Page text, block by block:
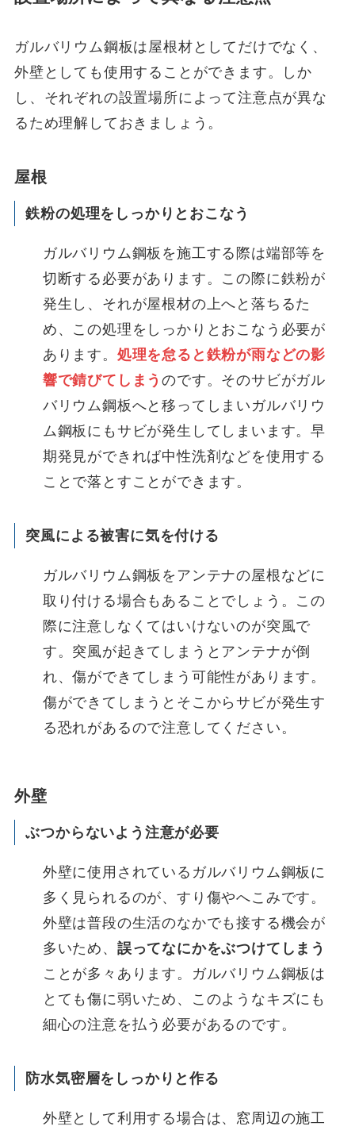
ガルバリウム鋼板は屋根材としてだけでなく、
外壁としても使用することができます。しか
し、それぞれの設置場所によって注意点が異な
るため理解しておきましょう。
屋根
鉄粉の処理をしっかりとおこなう
ガルバリウム鋼板を施工する際は端部等を
切断する必要があります。この際に鉄粉が
発生し、それが屋根材の上へと落ちるた
め、この処理をしっかりとおこなう必要が
あります。 処理を怠ると鉄粉が雨などの影
響で錆びてしまうのです。そのサビがガル
バリウム鋼板へと移ってしまいガルバリウ
ム鋼板にもサビが発生してしまいます。早
期発見ができれば中性洗剤などを使用する
ことで落とすことができます。
突風による被害に気を付ける
ガルバリウム鋼板をアンテナの屋根などに
取り付ける場合もあることでしょう。この
際に注意しなくてはいけないのが突風で
す。突風が起きてしまうとアンテナが倒
れ、傷ができてしまう可能性があります。
傷ができてしまうとそこからサビが発生す
る恐れがあるので注意してください。
外壁
ぶつからないよう注意が必要
外壁に使用されているガルバリウム鋼板に
多く見られるのが、すり傷やへこみです。
外壁は普段の生活のなかでも接する機会が
多いため、 誤ってなにかをぶつけてしまう
ことが多々あります。ガルバリウム鋼板は
とても傷に弱いため、このようなキズにも
細心の注意を払う必要があるのです。
防水気密層をしっかりと作る
外壁として利用する場合は、窓周辺の施工